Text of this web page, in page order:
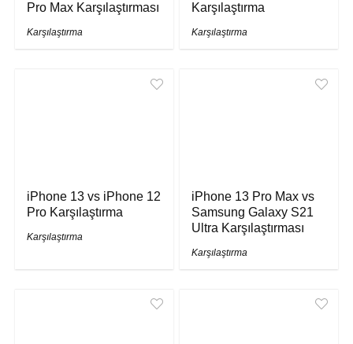
Pro Max Karşılaştırması
Karşılaştırma
Karşılaştırma
Karşılaştırma
iPhone 13 vs iPhone 12
Pro Karşılaştırma
Karşılaştırma
iPhone 13 Pro Max vs
Samsung Galaxy S21
Ultra Karşılaştırması
Karşılaştırma